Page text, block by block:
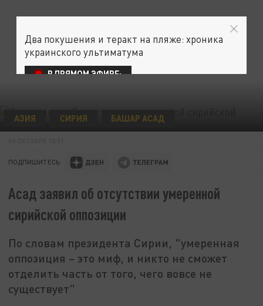
АЗИЯ СИРИЯ БАШАР АСАД
ПОДПИШИТЕСЬ:
Асад заявил об отсутствии умеренной
сирийской оппозиции
По словам президента Сирии, "умеренная
оппозиция – это миф, и никто не сможет
отделить часть от того, чего вовсе не
существует"
Два покушения и теракт на пляже: хроника
украинского ультиматума
В ПРЯМОМ ЭФИРЕ: